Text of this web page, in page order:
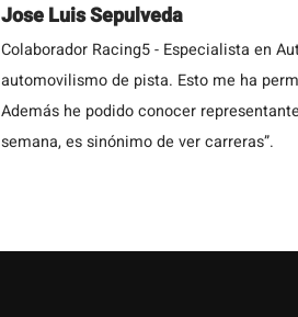
Jose Luis Sepulveda
Colaborador Racing5 - Especialista en
automovilismo de pista. Esto me ha
Además he podido conocer
semana, es sinónimo de ver carreras”.